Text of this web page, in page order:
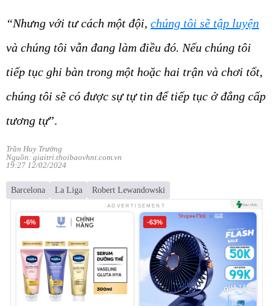
“Nhưng với tư cách một đội, chúng tôi sẽ tập luyện
và chúng tôi vẫn đang làm điều đó. Nếu chúng tôi
tiếp tục ghi bàn trong một hoặc hai trận và chơi tốt,
chúng tôi sẽ có được sự tự tin để tiếp tục ở đẳng cấp
tương tự”.
Trần Huy Trưởng
Nguồn: giaitri.thoibaovhnt.com.vn
19:27 12/02/2024
Barcelona La Liga Robert Lewandowski
ADVERTISEMENT
-6% -63%